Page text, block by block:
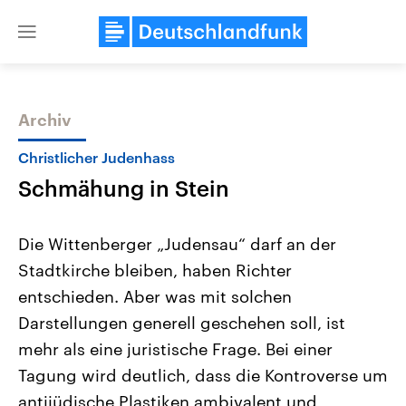
Close
Themen
Landtagswahl Sachsen-Anhalt
2026
Alle Informationen
Sachsen-Anhalt wählt am 6.
September 2026 einen neuen
Landtag. Seit 2021 wird das
Bundesland von einer Koalition aus
USA
Aktuelle Beiträge,
Hintergründe
Wirtschaftlich und
gehören die Vereinigten
mit großem Einfluss auf
Archiv
Christlicher Judenhass
Schmähung in Stein
Die Wittenberger „Judensau“ darf an der
Stadtkirche bleiben, haben Richter
entschieden. Aber was mit solchen
Darstellungen generell geschehen soll, ist
mehr als eine juristische Frage. Bei einer
Tagung wird deutlich, dass die Kontroverse um
antijüdische Plastiken ambivalent und